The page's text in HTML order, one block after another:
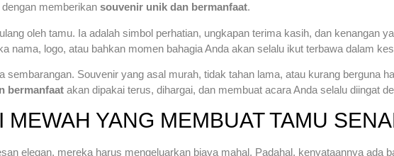
memberikan souvenir unik dan bermanfaat.
oleh tamu. Ia adalah simbol perhatian, ungkapan terima kasih, dan kenangan
nama, logo, atau bahkan momen bahagia Anda akan selalu ikut terbawa dalam
Souvenir yang asal murah, tidak tahan lama, atau kurang berguna
bermanfaat akan dipakai terus, dihargai, dan membuat acara Anda selalu diingat
YANG MEMBUAT TAMU
elegan, mereka harus mengeluarkan biaya mahal. Padahal, kenyataannya ada